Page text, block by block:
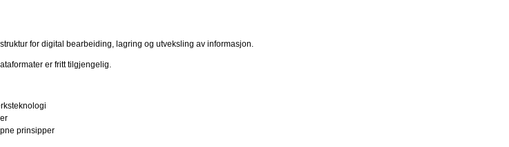
for digital bearbeiding, lagring og utveksling av informasjon.
er fritt tilgjengelig.
prinsipper